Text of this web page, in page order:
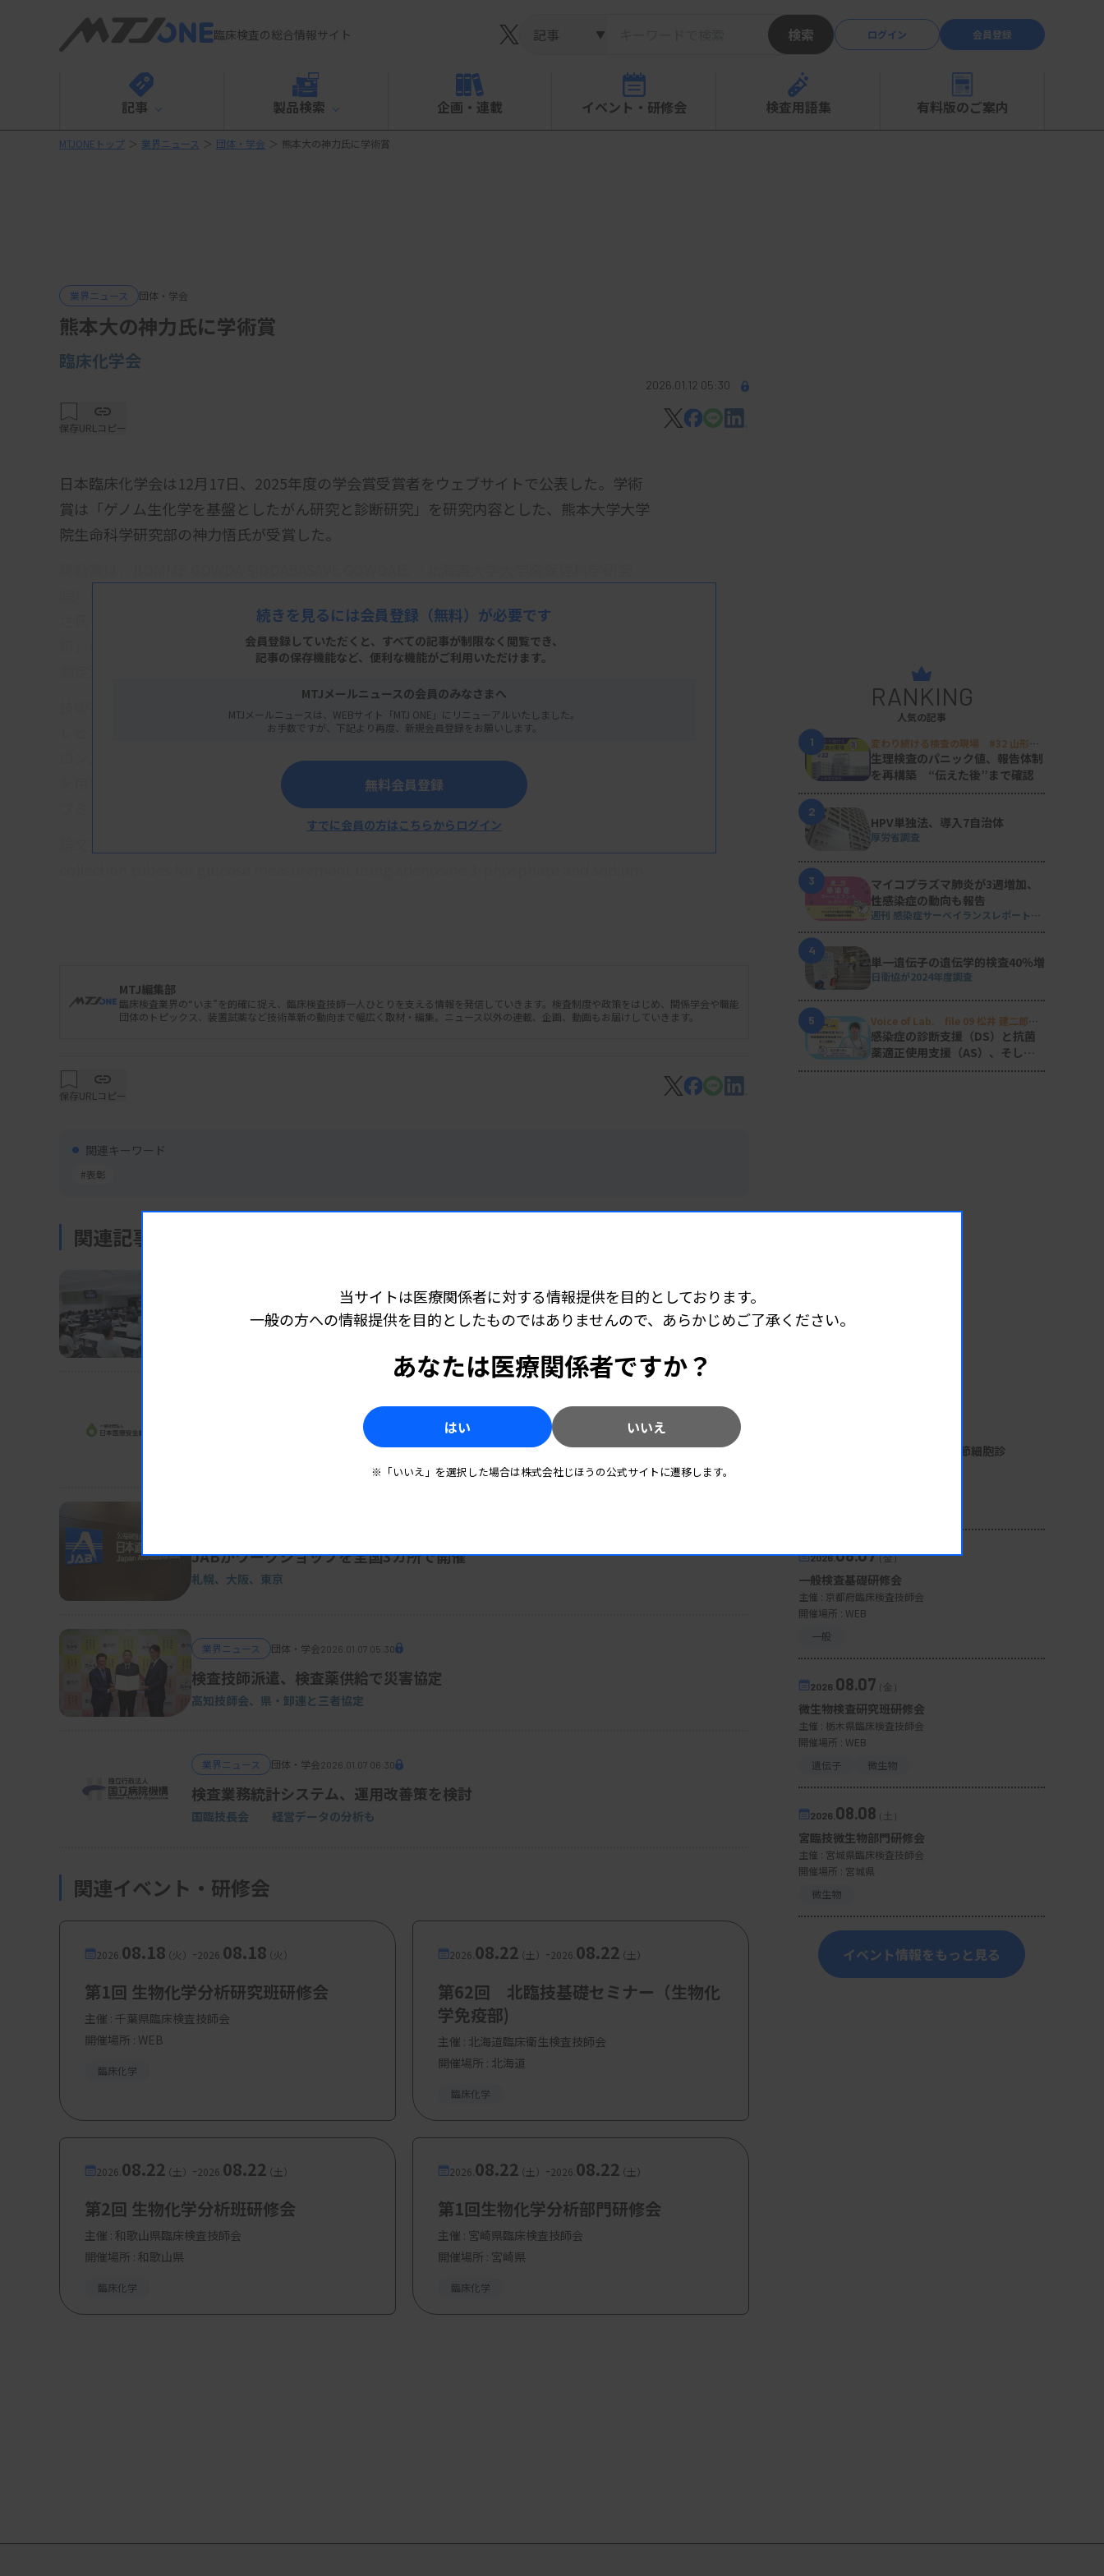
臨床検査の総合情報サイト ▼ 検索 ログイン 会員登録
記事 製品検索 企画・連載 イベント・研修会 検査用語集 有料版のご案内
MTJONEトップ ＞ 業界ニュース ＞ 団体・学会 ＞ 熊本大の神力氏に学術賞
業界ニュース 団体・学会
熊本大の神力氏に学術賞
臨床化学会
2026.01.12 05:30
保存URLコピー
日本臨床化学会は12月17日、2025年度の学会賞受賞者をウェブサイトで公表した。学術
賞は「ゲノム生化学を基盤としたがん研究と診断研究」を研究内容とした、熊本大学大学
院生命科学研究部の神力悟氏が受賞した。
さ氏（東京科学大学病院）の「赤血球の体積変化を考慮した赤血球-血漿間脂質転送の解
析」他、森田賢史氏（東京大学医学部附属病院）の「尿中プロスタグランジンE代謝物の
技術賞は富士レビオ、日立ハイテク、ナガセダイアグノスティックスの3社が受賞。富士
レビオは「質量分析にトレーサブルなアルドステロン測定試薬『ルミパルス アルドステ
ロン』、『ルミパルスプレスト アルドステロン』の開発」、日立ハイテクは「加温洗剤
を用いた試料プローブ洗浄方法の開発」、ナガセダイアグノスティックスは「グリコアル
ブミン標準化対応キットの開発及び標準化への貢献」が評価された。
続きを見るには会員登録 （無料）が必要です
会員登録していただくと、すべての記事が制限なく閲覧でき、
記事の保存機能など、便利な機能がご利用いただけます。
MTJメールニュースの会員のみなさまへ
MTJメールニュースは、WEBサイト「MTJ ONE」にリニューアルいたしました。
お手数ですが、下記より再度、新規会員登録をお願いします。
無料会員登録
すでに会員の方はこちらからログイン
MTJ編集部
臨床検査業界の“いま”を的確に捉え、臨床検査技師一人ひとりを支える情報を発信していきます。検査制度や政策をはじめ、関係学会や職能
団体のトピックス、装置試薬など技術革新の動向まで幅広く取材・編集。ニュース以外の連載、企画、動画もお届けしていきます。
保存URLコピー
関連キーワード
#表彰
関連記事
2026.01.16 06:20
救急検査の検査技師育成へ研究班が活動
2026.01.09 06:30
医療事故、病理解剖が極めて重要「可能な限り実施を」
JABがワークショップを全国3カ所で開催
札幌、大阪、東京
業界ニュース 団体・学会2026.01.07 05:30
検査技師派遣、検査薬供給で災害協定
高知技師会、県・卸連と三者協定
業界ニュース 団体・学会2026.01.07 06:30
検査業務統計システム、運用改善策を検討
国臨技長会 経営データの分析も
関連イベント・研修会
2026. 08.18（火） -2026. 08.18（火）
第1回 生物化学分析研究班研修会
主催 : 千葉県臨床検査技師会
開催場所 : WEB
臨床化学
2026. 08.22（土） -2026. 08.22（土）
第62回 北臨技基礎セミナー（生物化
学免疫部)
主催 : 北海道臨床衛生検査技師会
開催場所 : 北海道
臨床化学
2026. 08.22（土） -2026. 08.22（土）
第2回 生物化学分析班研修会
主催 : 和歌山県臨床検査技師会
開催場所 : 和歌山県
臨床化学
2026. 08.22（土） -2026. 08.22（土）
第1回生物化学分析部門研修会
主催 : 宮崎県臨床検査技師会
開催場所 : 宮崎県
臨床化学
RANKING
人気の記事
1
変わり続ける検査の現場 #32 山形済
生病院
生理検査のパニック値、報告体制
を再構築 “伝えた後”まで確認
2
HPV単独法、導入7自治体
厚労省調査
3
マイコプラズマ肺炎が3週増加、
性感染症の動向も報告
週刊 感染症サーベイランスレポート
4
単一遺伝子の遺伝学的検査40％増
日衛協が2024年度調査
5
Voice of Lab. file 09 松井 建二郎
（藤田医科大学病院臨床検査部微生物
遺伝子検査室）
感染症の診断支援（DS）と抗菌
薬適正使用支援（AS）、そして
研究へ
細胞診定期講習会 第7回 リンパ節細胞診
2026.08.07（金）
一般検査基礎研修会
主催 : 京都府臨床検査技師会
開催場所 : WEB
一般
2026. 08.07（金）
微生物検査研究班研修会
主催 : 栃木県臨床検査技師会
開催場所 : WEB
遺伝子
微生物
2026. 08.08（土）
宮臨技微生物部門研修会
主催 : 宮城県臨床検査技師会
開催場所 : 宮城県
微生物
イベント情報をもっと見る
当サイトは医療関係者に対する情報提供を目的としております。
一般の方への情報提供を目的としたものではありませんので、あらかじめご了承ください。
あなたは医療関係者ですか？
はい いいえ
※「いいえ」を選択した場合は株式会社じほうの公式サイトに遷移します。